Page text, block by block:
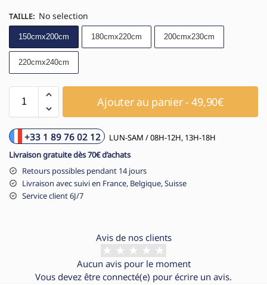
TAILLE: No selection
150cmx200cm 180cmx220cm 200cmx230cm
220cmx240cm
Ajouter au panier - 49,90€
+33 1 89 76 02 12
LUN-SAM / 08H-12H, 13H-18H
Livraison gratuite dès 70€ d’achats
Retours possibles pendant 14 jours
Livraison avec suivi en France, Belgique, Suisse
Service client 6J/7
Avis de nos clients
Aucun avis pour le moment
Vous devez être connecté(e) pour écrire un avis.